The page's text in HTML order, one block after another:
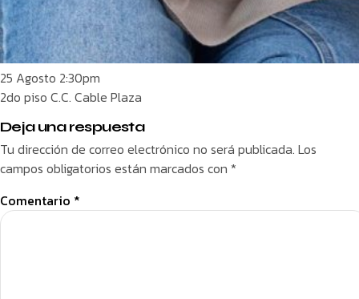
25 Agosto 2:30pm
2do piso C.C. Cable Plaza
Deja una respuesta
Tu dirección de correo electrónico no será publicada. Los
campos obligatorios están marcados con *
Comentario *